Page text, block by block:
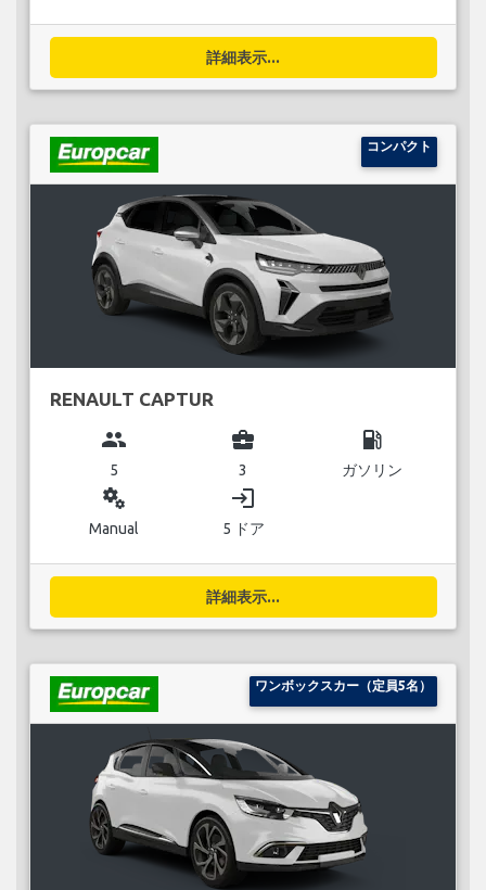
詳細表示...
コンパクト
RENAULT CAPTUR
group
5
business_center
3
local_gas_station
ガソリン
miscellaneous_services
Manual
login
5 ドア
詳細表示...
ワンボックスカー（定員5名）